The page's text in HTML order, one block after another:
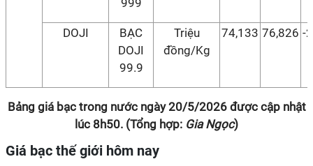
999
DOJI
BẠC
DOJI
99.9
Triệu
đồng/Kg
74,133 76,826 -
Bảng giá bạc trong nước ngày 20/5/2026 được cập nhật
lúc 8h50. (Tổng hợp: Gia Ngọc)
Giá bạc thế giới hôm nay